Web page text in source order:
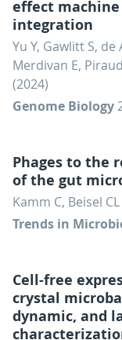
effect
integration
Yu Y, Gawlitt S, de
Merdivan E,
(2024)
Genome Biology
Phages to the
of the gut
Kamm C, Beisel
Trends in
Cell-free
crystal
dynamic, and